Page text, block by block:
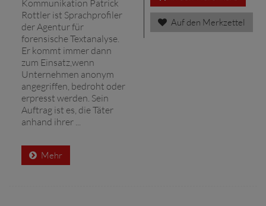
Kommunikation Patrick
Rottler ist Sprachprofiler
der Agentur für
forensische Textanalyse.
Er kommt immer dann
zum Einsatz,wenn
Unternehmen anonym
angegriffen, bedroht oder
erpresst werden. Sein
Auftrag ist es, die Täter
anhand ihrer ...
Mehr
Auf den Merkzettel